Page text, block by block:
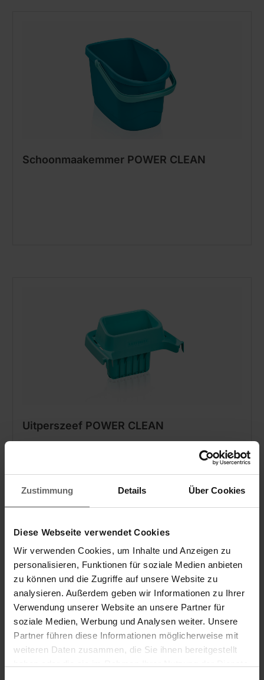
Zustimmung Details Über Cookies
Diese Webseite verwendet Cookies
Wir verwenden Cookies, um Inhalte und Anzeigen zu
personalisieren, Funktionen für soziale Medien anbieten
zu können und die Zugriffe auf unsere Website zu
analysieren. Außerdem geben wir Informationen zu Ihrer
Verwendung unserer Website an unsere Partner für
soziale Medien, Werbung und Analysen weiter. Unsere
Partner führen diese Informationen möglicherweise mit
weiteren Daten zusammen, die Sie ihnen bereitgestellt
Schoonmaakemmer POWER CLEAN
Uitperszeef POWER CLEAN